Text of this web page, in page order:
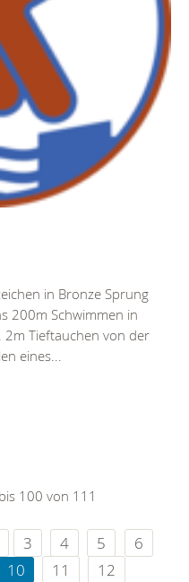
in Bronze Sprung
200m Schwimmen in
2m Tieftauchen von der
eines...
100 von 111
3 4 5
6
10 11
12